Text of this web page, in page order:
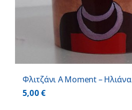
Φλιτζάνι A Moment – Ηλιάνα
5,00€